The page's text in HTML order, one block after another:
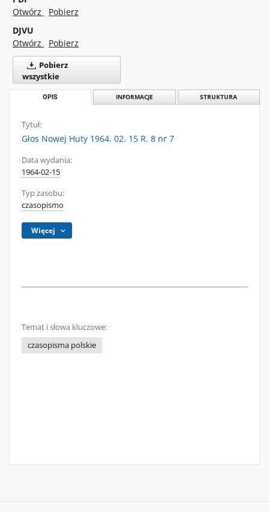
Otwórz
Pobierz
DJVU
Otwórz
Pobierz
Pobierz
wszystkie
OPIS INFORMACJE STRUKTURA
Tytuł:
Głos Nowej Huty 1964. 02. 15 R. 8 nr 7
Data wydania:
1964-02-15
Typ zasobu:
czasopismo
Więcej
Temat i słowa kluczowe:
czasopisma polskie